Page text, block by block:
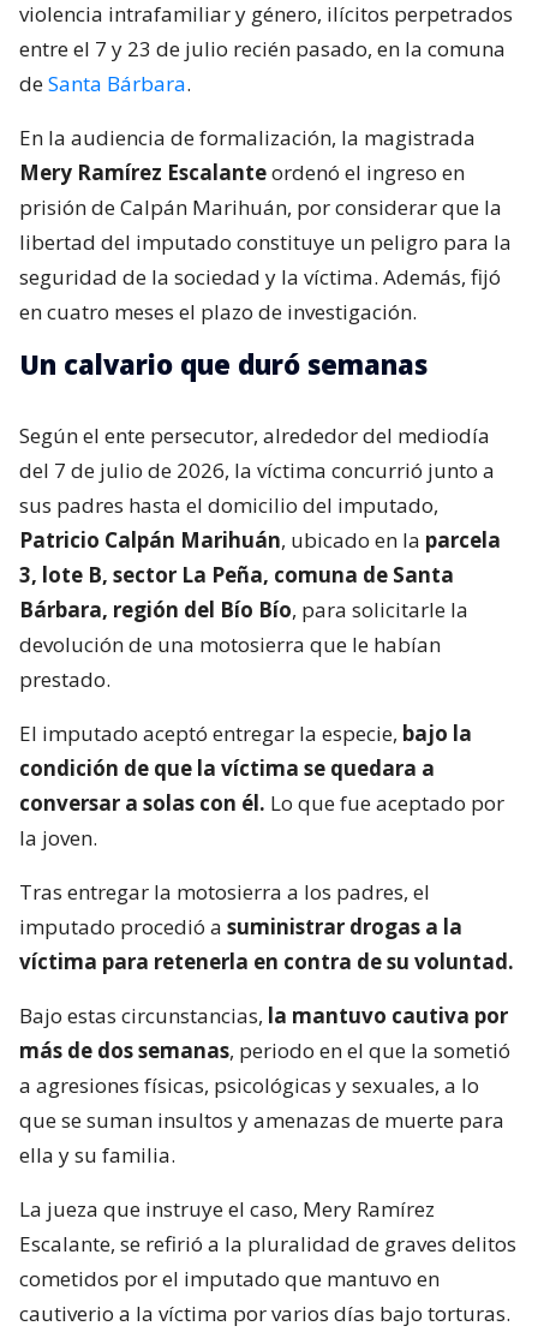
violencia intrafamiliar y género, ilícitos perpetrados
entre el 7 y 23 de julio recién pasado, en la comuna
deSanta Bárbara.
En la audiencia de formalización, la magistrada
Mery Ramírez Escalanteordenó el ingreso en
prisión de Calpán Marihuán, por considerar que la
libertad del imputado constituye un peligro para la
seguridad de la sociedad y la víctima. Además, fijó
en cuatro meses el plazo de investigación.
Un calvario que duró semanas
Según el ente persecutor, alrededor del mediodía
del 7 de julio de 2026, la víctima concurrió junto a
sus padres hasta el domicilio del imputado,
Patricio Calpán Marihuán, ubicado en la parcela
3, lote B, sector La Peña, comuna de Santa
Bárbara, región del Bío Bío, para solicitarle la
devolución de una motosierra que le habían
prestado.
El imputado aceptó entregar la especie, bajo la
condición de que la víctima se quedara a
conversar a solas con él. Lo que fue aceptado por
la joven.
Tras entregar la motosierra a los padres, el
imputado procedió a suministrar drogas a la
víctima para retenerla en contra de su voluntad.
Bajo estas circunstancias, la mantuvo cautiva por
más de dos semanas, periodo en el que la sometió
a agresiones físicas, psicológicas y sexuales, a lo
que se suman insultos y amenazas de muerte para
ella y su familia.
La jueza que instruye el caso, Mery Ramírez
Escalante, se refirió a la pluralidad de graves delitos
cometidos por el imputado que mantuvo en
cautiverio a la víctima por varios días bajo torturas.